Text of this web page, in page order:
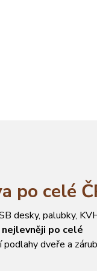
po celé
desky, palubky,
po celé
dveře a